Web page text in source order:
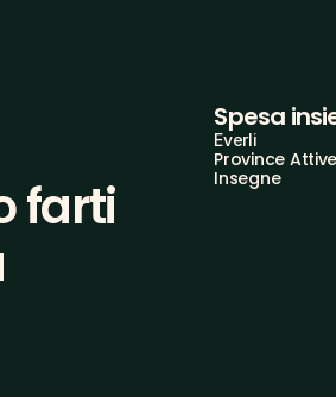
farti
Spesa
Everli
Province Attive
Insegne